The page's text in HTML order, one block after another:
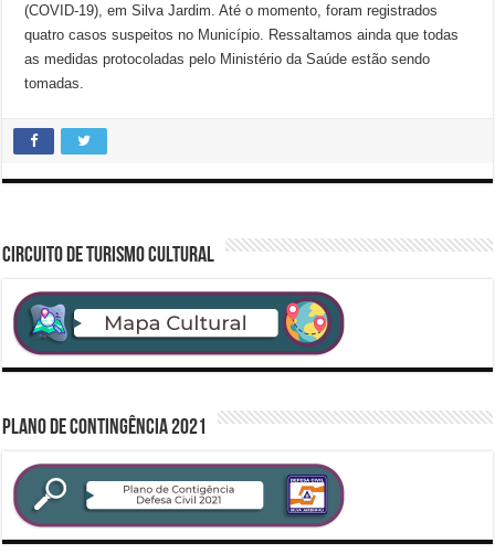
(COVID-19), em Silva Jardim. Até o momento, foram registrados
quatro casos suspeitos no Município. Ressaltamos ainda que todas
as medidas protocoladas pelo Ministério da Saúde estão sendo
tomadas.
CIRCUITO DE TURISMO CULTURAL
PLANO DE CONTINGÊNCIA 2021